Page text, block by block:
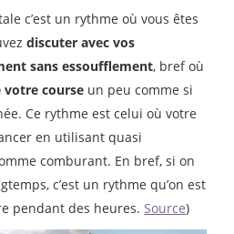
c’est un rythme où vous êtes
discuter avec vos
sans essoufflement, bref où
course un peu comme si
Ce rythme est celui où votre
en utilisant quasi
comburant. En bref, si on
c’est un rythme qu’on est
pendant des heures. Source)